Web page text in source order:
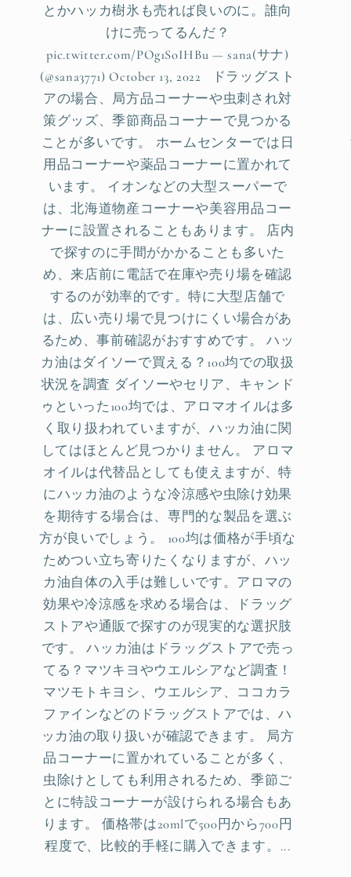
とかハッカ樹氷も売れば良いのに。誰向
けに売ってるんだ？
pic.twitter.com/POg1SoIHBu — sana(サナ)
(@sana3771) October 13, 2022 ドラッグスト
アの場合、局方品コーナーや虫刺され対
策グッズ、季節商品コーナーで見つかる
ことが多いです。 ホームセンターでは日
用品コーナーや薬品コーナーに置かれて
います。 イオンなどの大型スーパーで
は、北海道物産コーナーや美容用品コー
ナーに設置されることもあります。 店内
で探すのに手間がかかることも多いた
め、来店前に電話で在庫や売り場を確認
するのが効率的です。特に大型店舗で
は、広い売り場で見つけにくい場合があ
るため、事前確認がおすすめです。 ハッ
カ油はダイソーで買える？100均での取扱
状況を調査 ダイソーやセリア、キャンド
ゥといった100均では、アロマオイルは多
く取り扱われていますが、ハッカ油に関
してはほとんど見つかりません。 アロマ
オイルは代替品としても使えますが、特
にハッカ油のような冷涼感や虫除け効果
を期待する場合は、専門的な製品を選ぶ
方が良いでしょう。 100均は価格が手頃な
ためつい立ち寄りたくなりますが、ハッ
カ油自体の入手は難しいです。アロマの
効果や冷涼感を求める場合は、ドラッグ
ストアや通販で探すのが現実的な選択肢
です。 ハッカ油はドラッグストアで売っ
てる？マツキヨやウエルシアなど調査！
マツモトキヨシ、ウエルシア、ココカラ
ファインなどのドラッグストアでは、ハ
ッカ油の取り扱いが確認できます。 局方
品コーナーに置かれていることが多く、
虫除けとしても利用されるため、季節ご
とに特設コーナーが設けられる場合もあ
ります。 価格帯は20mlで500円から700円
程度で、比較的手軽に購入できます。...